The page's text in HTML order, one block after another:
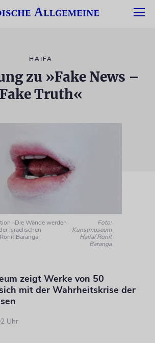
HAIFA
zu »Fake News –
Fake Truth«
»Die Wände werden
israelischen
Baranga
Foto:
Kunstmuseum
Haifa/ Ronit
Baranga
zeigt Werke von 50
mit der Wahrheitskrise der
Uhr